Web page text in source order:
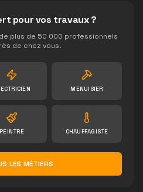
pour vos travaux ?
plus de 50 000 professionnels
de chez vous.
MENUISIER
PEINTRE CHAUFFAGISTE
LES MÉTIERS